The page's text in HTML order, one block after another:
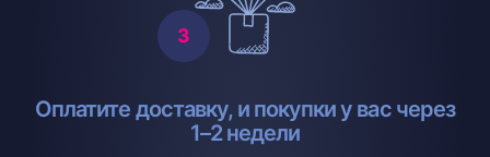
Оплатите доставку, и покупки у вас через
1–2 недели